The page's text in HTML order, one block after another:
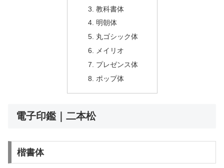
教科書体
明朝体
丸ゴシック体
メイリオ
プレゼンス体
ポップ体
電子印鑑｜二本松
楷書体